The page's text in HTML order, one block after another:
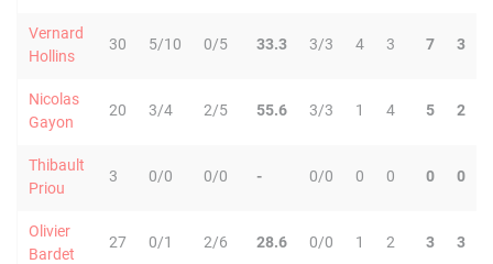
Vernard
Hollins
30 5/10 0/5 33.3 3/3 4 3 7 3
Nicolas
Gayon
20 3/4 2/5 55.6 3/3 1 4 5 2
Thibault
Priou
3 0/0 0/0 - 0/0 0 0 0 0
Olivier
Bardet
27 0/1 2/6 28.6 0/0 1 2 3 3